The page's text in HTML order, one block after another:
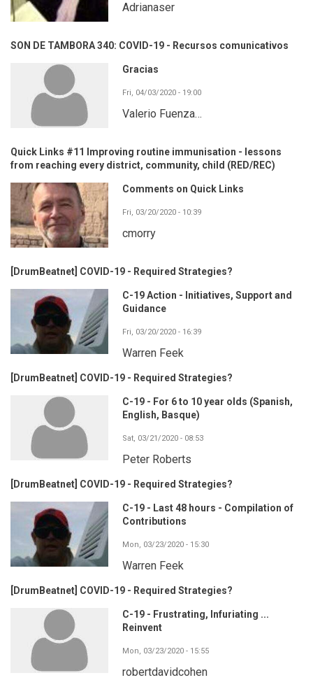
Adrianaser
SON DE TAMBORA 340: COVID-19 - Recursos comunicativos
Gracias
Fri, 04/03/2020 - 19:00
Valerio Fuenza…
Quick Links #11 Improving routine immunisation - lessons
from reaching every district, community, child (RED/REC)
Comments on Quick Links
Fri, 03/20/2020 - 10:39
cmorry
[DrumBeatnet] COVID-19 - Required Strategies?
C-19 Action - Initiatives, Support and
Guidance
Fri, 03/20/2020 - 16:39
Warren Feek
[DrumBeatnet] COVID-19 - Required Strategies?
C-19 - For 6 to 10 year olds (Spanish,
English, Basque)
Sat, 03/21/2020 - 08:53
Peter Roberts
[DrumBeatnet] COVID-19 - Required Strategies?
C-19 - Last 48 hours - Compilation of
Contributions
Mon, 03/23/2020 - 15:30
Warren Feek
[DrumBeatnet] COVID-19 - Required Strategies?
C-19 - Frustrating, Infuriating ...
Reinvent
Mon, 03/23/2020 - 15:55
robertdavidcohen